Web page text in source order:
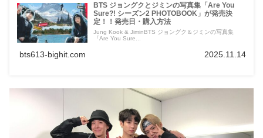
BTS ジョングクとジミンの写真集「Are You
Sure?! シーズン2 PHOTOBOOK」が発売決
定！！発売日・購入方法
Jung Kook & JiminBTS ジョングク＆ジミンの写真集
『Are You Sure...
bts613-bighit.com 2025.11.14